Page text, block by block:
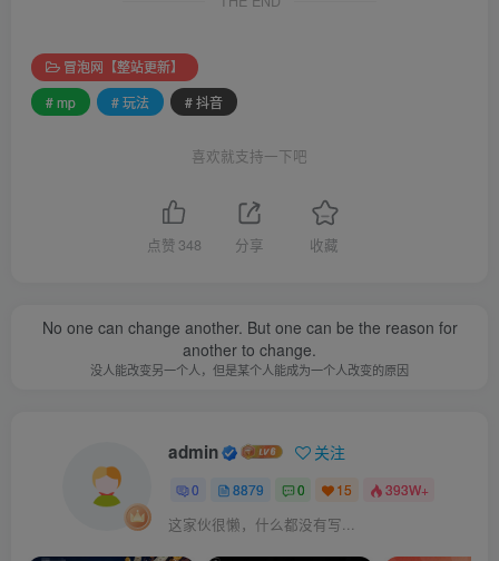
冒泡网【整站更新】
# mp
# 玩法 # 抖音
喜欢就支持一下吧
点赞 348 分享 收藏
No one can change another. But one can be the reason for
another to change.
没人能改变另一个人，但是某个人能成为一个人改变的原因
admin 关注
0 8879 0 15 393W+
这家伙很懒，什么都没有写...